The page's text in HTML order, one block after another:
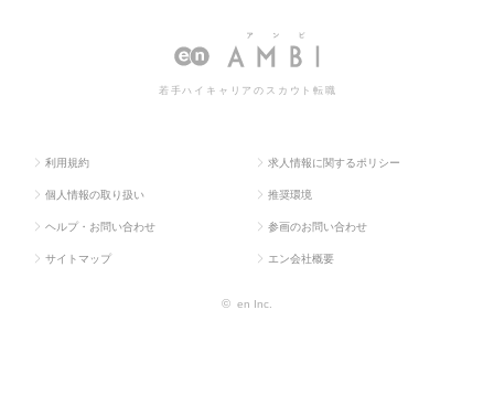
若手ハイキャリアのスカウト転職
利用規約 求人情報に関するポリシー
個人情報の取り扱い 推奨環境
ヘルプ・お問い合わせ 参画のお問い合わせ
サイトマップ エン会社概要
© en Inc.